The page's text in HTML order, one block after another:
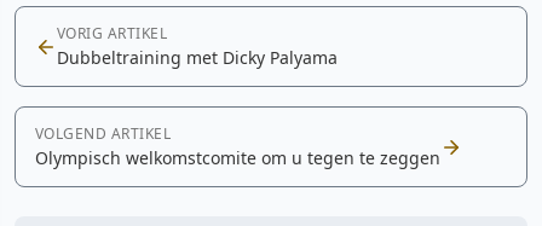
VORIG ARTIKEL
Dubbeltraining met Dicky Palyama
VOLGEND ARTIKEL
Olympisch welkomstcomite om u tegen te zeggen